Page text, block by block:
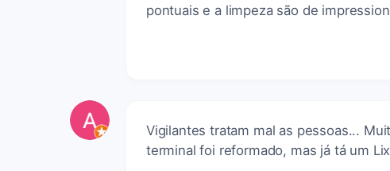
pontuais e a limpeza são de
Vigilantes tratam mal as pessoas...
terminal foi reformado, mas já tá um